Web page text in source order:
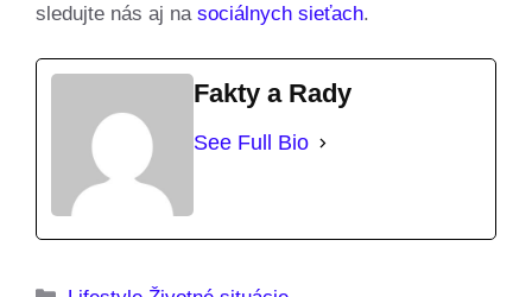
sledujte nás aj na sociálnych sieťach.
Fakty a Rady
See Full Bio